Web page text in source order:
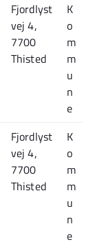
Fjordlyst
vej 4,
7700
Thisted
K
o
m
m
u
n
e
Fjordlyst
vej 4,
7700
Thisted
K
o
m
m
u
n
e